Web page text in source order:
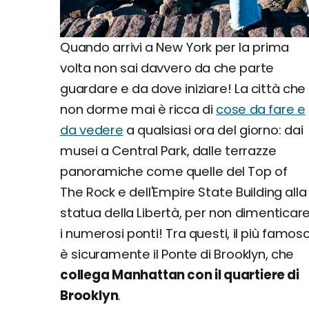
Quando arrivi a New York per la prima
volta non sai davvero da che parte
guardare e da dove iniziare! La città che
non dorme mai è ricca di cose da fare e
da vedere a qualsiasi ora del giorno: dai
musei a Central Park, dalle terrazze
panoramiche come quelle del Top of
The Rock e dell'Empire State Building alla
statua della Libertà, per non
i numerosi ponti! Tra questi, il più
è sicuramente il Ponte di Brooklyn, che
collega Manhattan con il quartiere di
Brooklyn.